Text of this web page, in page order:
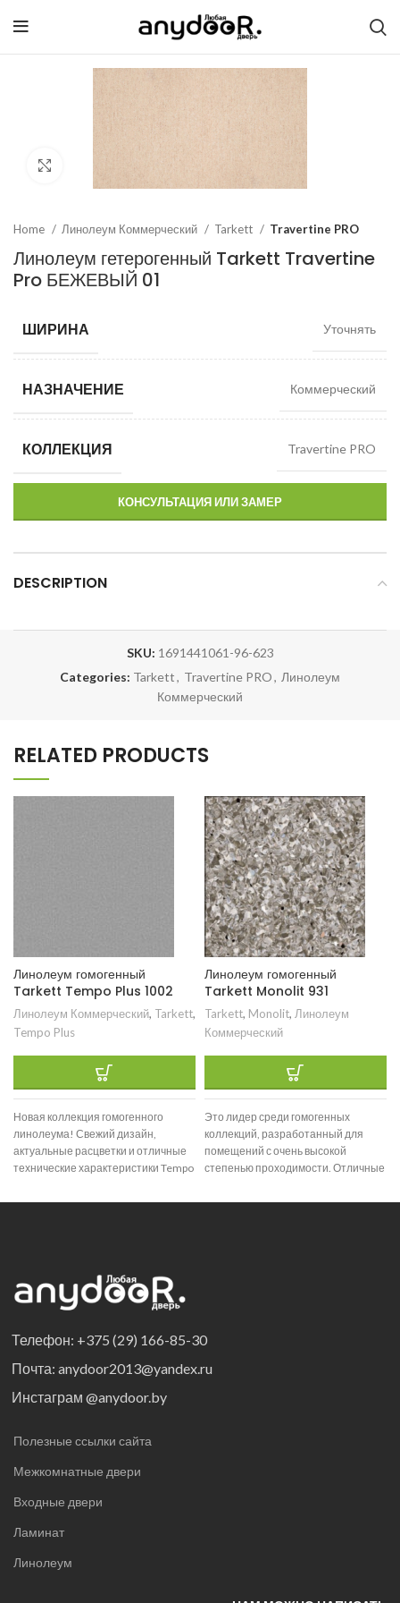
Click to enlarge
Home Линолеум Коммерческий Tarkett Travertine PRO
Линолеум гетерогенный Tarkett Travertine
Pro БЕЖЕВЫЙ 01
ШИРИНА Уточнять
НАЗНАЧЕНИЕ Коммерческий
КОЛЛЕКЦИЯ Travertine PRO
КОНСУЛЬТАЦИЯ ИЛИ ЗАМЕР
DESCRIPTION
SKU: 1691441061-96-623
Categories: Tarkett, Travertine PRO, Линолеум
Коммерческий
RELATED PRODUCTS
Линолеум гомогенный
Tarkett Tempo Plus 1002
Линолеум Коммерческий, Tarkett,
Tempo Plus
Новая коллекция гомогенного
линолеума! Свежий дизайн,
актуальные расцветки и отличные
технические характеристики Tempo
Линолеум гомогенный
Tarkett Monolit 931
Tarkett, Monolit, Линолеум
Коммерческий
Это лидер среди гомогенных
коллекций, разработанный для
помещений с очень высокой
степенью проходимости. Отличные
исключительные технические
Телефон: +375 (29) 166-85-30
Почта: anydoor2013@yandex.ru
Инстаграм @anydoor.by
Полезные ссылки сайта
Межкомнатные двери
Входные двери
Ламинат
Линолеум